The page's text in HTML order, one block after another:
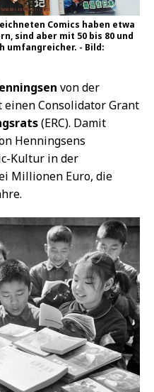
Comics haben etwa
sind aber mit 50 bis 80 und
umfangreicher. - Bild:
von der
einen Consolidator Grant
(ERC). Damit
Henningsens
Kultur in der
Millionen Euro, die